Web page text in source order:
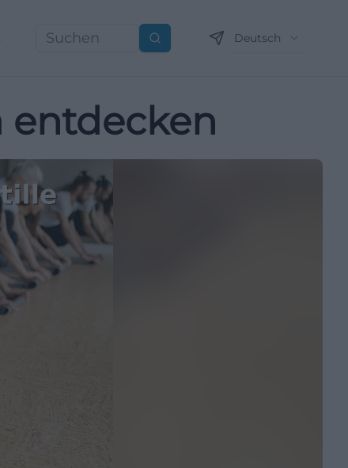
Suchen Deutsch
entdecken